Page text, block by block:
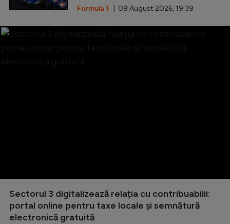
Formula 1 | 09 August 2026, 19:39
Sectorul 3 digitalizează relația cu contribuabilii:
portal online pentru taxe locale și semnătură
electronică gratuită